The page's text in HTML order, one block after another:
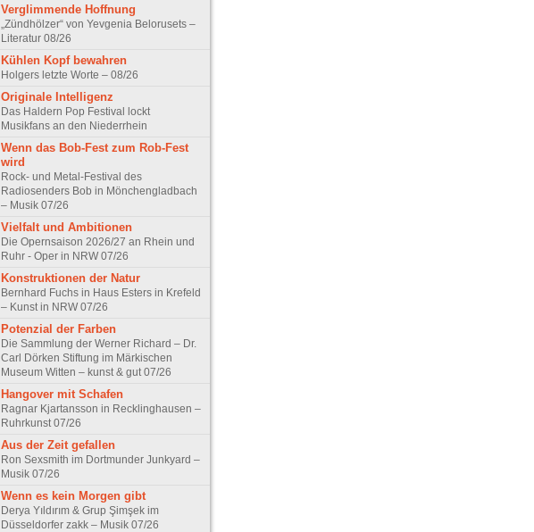
Verglimmende Hoffnung
„Zündhölzer“ von Yevgenia Belorusets –
Literatur 08/26
Kühlen Kopf bewahren
Holgers letzte Worte – 08/26
Originale Intelligenz
Das Haldern Pop Festival lockt
Musikfans an den Niederrhein
Wenn das Bob-Fest zum Rob-Fest
wird
Rock- und Metal-Festival des
Radiosenders Bob in Mönchengladbach
– Musik 07/26
Vielfalt und Ambitionen
Die Opernsaison 2026/27 an Rhein und
Ruhr - Oper in NRW 07/26
Konstruktionen der Natur
Bernhard Fuchs in Haus Esters in Krefeld
– Kunst in NRW 07/26
Potenzial der Farben
Die Sammlung der Werner Richard – Dr.
Carl Dörken Stiftung im Märkischen
Museum Witten – kunst & gut 07/26
Hangover mit Schafen
Ragnar Kjartansson in Recklinghausen –
Ruhrkunst 07/26
Aus der Zeit gefallen
Ron Sexsmith im Dortmunder Junkyard –
Musik 07/26
Wenn es kein Morgen gibt
Derya Yıldırım & Grup Şimşek im
Düsseldorfer zakk – Musik 07/26